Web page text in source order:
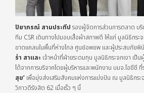
ปิยาภรณ์ สามประทีป รองผู้จัดการส่วนการตลาด บ
ทีม CSR เดินทางไปมอบเสื้อผ้าสภาพดี ให้แก่ มูลนิธิกระ
ขาดแคลนในพื้นที่ห่างไกล ศูนย์อพยพ และผู้ประสบภัยพิ
ร่า สาและ เจ้าหน้าที่ฝ่ายระดมทุน มูลนิธิกระจกเงา เป็
ได้จากการบริจาคโดยผู้บริหารและพนักงาน บมจ.โอซีซี ที่
สุข’ เพื่อมุ่งส่งเสริมสังคมแห่งการแบ่งปัน ณ มูลนิธิกระ
วิภาวดีรังสิต 62 เมื่อเร็ว ๆ นี้